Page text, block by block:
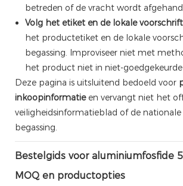
betreden of de vracht wordt
Volg het etiket en de lokale
het productetiket en de lokale
begassing. Improviseer niet met
het product niet in niet-
Deze pagina is uitsluitend bedoeld voor
inkoopinformatieen vervangt niet het
veiligheidsinformatieblad of de
begassing.
Bestelgids voor aluminiumfosfide
MOQ en productopties